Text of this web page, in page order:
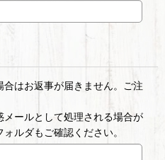
合はお返事が届きません。ご注
メールとして処理される場合が
ルダもご確認ください。